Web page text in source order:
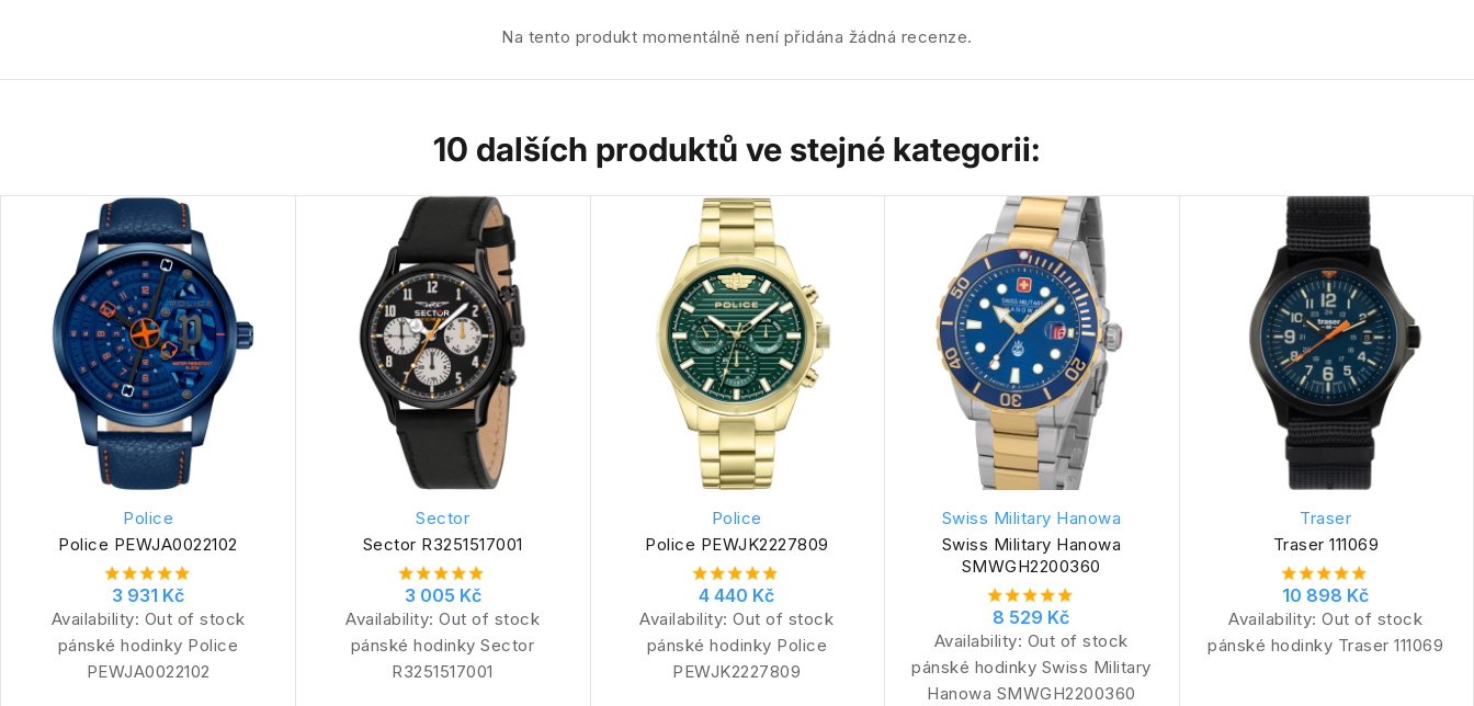
Na tento produkt momentálně není přidána žádná recenze.
10 dalších produktů ve stejné kategorii:
Police
Police PEWJA0022102
3 931 Kč
Availability: Out of stock
pánské hodinky Police
PEWJA0022102
Sector
Sector R3251517001
3 005 Kč
Availability:Out of stock
pánské hodinky Sector
R3251517001
Police
Police PEWJK2227809
4 440 Kč
Availability:Out of stock
pánské hodinky Police
PEWJK2227809
Swiss Military Hanowa
Swiss Military Hanowa
SMWGH2200360
8 529 Kč
Availability: Out of stock
pánské hodinky Swiss Military
Hanowa SMWGH2200360
Traser
Traser 111069
10 898 Kč
Availability:Out of stock
pánské hodinky Traser 111069